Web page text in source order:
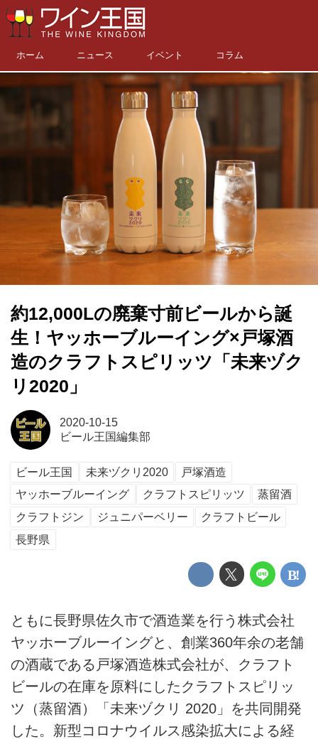
ホーム ニュース イベント コラム
約12,000Lの廃棄寸前ビールから誕
生！ヤッホーブルーイング×戸塚酒
造のクラフトスピリッツ「未来ヅク
リ2020」
2020-10-15
ビール王国編集部
ビール王国 未来ヅクリ2020
戸塚酒造
ヤッホーブルーイング
クラフトスピリッツ
蒸留酒
クラフトジン
ジュニパーベリー
クラフトビール
長野県
ともに長野県佐久市で酒造業を行う株式会社
ヤッホーブルーイングと、創業360年余の老舗
の酒蔵である戸塚酒造株式会社が、クラフト
ビールの在庫を原料にしたクラフトスピリッ
ツ（蒸留酒）「未来ヅクリ 2020」を共同開発
した。新型コロナウイルス感染拡大による経